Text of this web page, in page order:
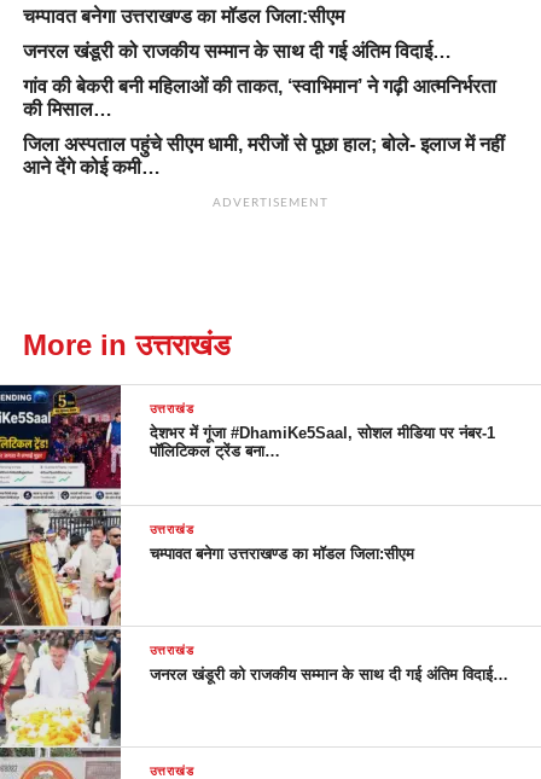
चम्पावत बनेगा उत्तराखण्ड का मॉडल जिला:सीएम
जनरल खंडूरी को राजकीय सम्मान के साथ दी गई अंतिम विदाई…
गांव की बेकरी बनी महिलाओं की ताकत, ‘स्वाभिमान’ ने गढ़ी आत्मनिर्भरता
की मिसाल…
जिला अस्पताल पहुंचे सीएम धामी, मरीजों से पूछा हाल; बोले- इलाज में नहीं
आने देंगे कोई कमी…
ADVERTISEMENT
More in उत्तराखंड
उत्तराखंड
देशभर में गूंजा #DhamiKe5Saal, सोशल मीडिया पर नंबर-1
पॉलिटिकल ट्रेंड बना…
उत्तराखंड
चम्पावत बनेगा उत्तराखण्ड का मॉडल जिला:सीएम
उत्तराखंड
जनरल खंडूरी को राजकीय सम्मान के साथ दी गई अंतिम विदाई…
उत्तराखंड